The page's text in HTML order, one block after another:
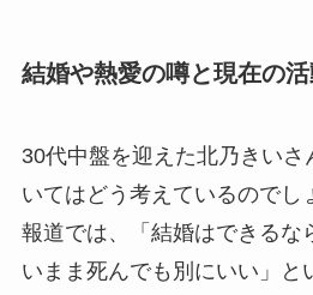
結婚や熱愛の噂と現在の
30代中盤を迎えた北乃きいさ
いてはどう考えているのでし
報道では、「結婚はできるな
いまま死んでも別にいい」と